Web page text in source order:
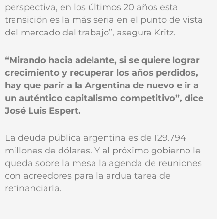
perspectiva, en los últimos 20 años esta
transición es la más seria en el punto de vista
del mercado del trabajo”, asegura Kritz.
“Mirando hacia adelante, si se quiere lograr
crecimiento y recuperar los años perdidos,
hay que parir a la Argentina de nuevo e ir a
un auténtico capitalismo competitivo”, dice
José Luis Espert.
La deuda pública argentina es de 129.794
millones de dólares. Y al próximo gobierno le
queda sobre la mesa la agenda de reuniones
con acreedores para la ardua tarea de
refinanciarla.